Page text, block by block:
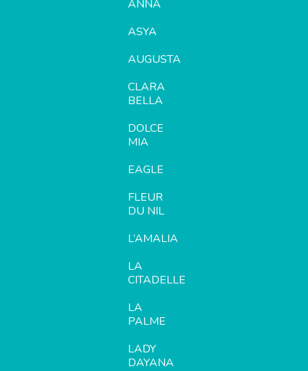
ANNA
ASYA
AUGUSTA
CLARA
BELLA
DOLCE
MIA
EAGLE
FLEUR
DU NIL
L’AMALIA
LA
CITADELLE
LA
PALME
LADY
DAYANA